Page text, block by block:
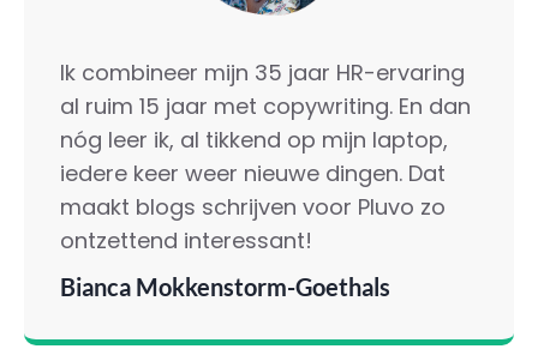
Ik combineer mijn 35 jaar HR-ervaring
al ruim 15 jaar met copywriting. En dan
nóg leer ik, al tikkend op mijn laptop,
iedere keer weer nieuwe dingen. Dat
maakt blogs schrijven voor Pluvo zo
ontzettend interessant!
Bianca Mokkenstorm-Goethals